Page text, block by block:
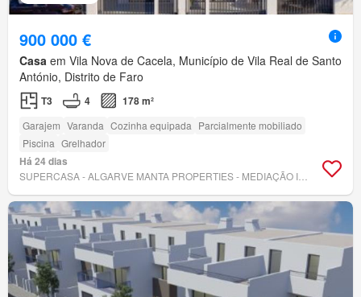
900 000 €
Casa em Vila Nova de Cacela, Município de Vila Real de Santo
António, Distrito de Faro
T3 4 178 m²
Garajem Varanda Cozinha equipada Parcialmente mobiliado
Piscina Grelhador
Há 24 dias